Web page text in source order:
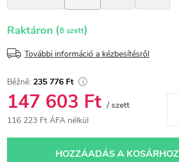
Raktáron (8 szett)
További információ a kézbesítésről
235 776 Ft
147 603 Ft / szett
116 223 Ft ÁFA nélkül
HOZZÁADÁS A KOSÁRHOZ